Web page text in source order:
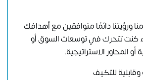
ورؤيتنا دائمًا متوافقين مع أهدافك
كنت تتحرك في توسعات السوق أو
أو المحاور الاستراتيجية.
للتكيف